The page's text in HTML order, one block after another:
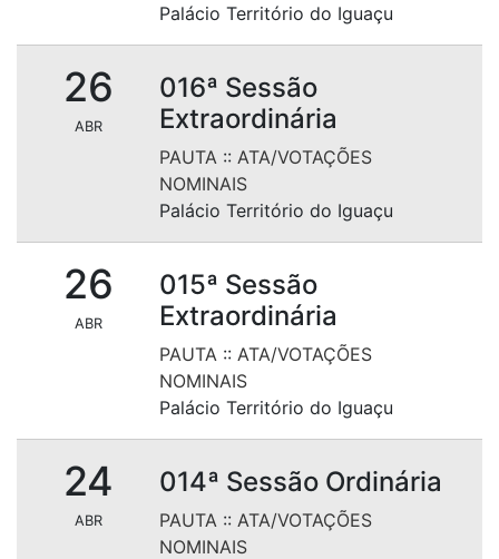
Palácio Território do Iguaçu
26
ABR
016ª Sessão
Extraordinária
PAUTA :: ATA/VOTAÇÕES
NOMINAIS
Palácio Território do Iguaçu
26
ABR
015ª Sessão
Extraordinária
PAUTA :: ATA/VOTAÇÕES
NOMINAIS
Palácio Território do Iguaçu
24
ABR
014ª Sessão Ordinária
PAUTA :: ATA/VOTAÇÕES
NOMINAIS